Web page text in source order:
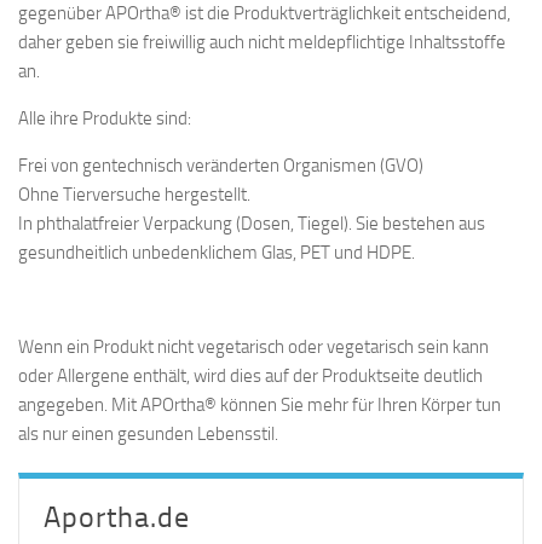
gegenüber APOrtha® ist die Produktverträglichkeit entscheidend,
daher geben sie freiwillig auch nicht meldepflichtige Inhaltsstoffe
an.
Alle ihre Produkte sind:
Frei von gentechnisch veränderten Organismen (GVO)
Ohne Tierversuche hergestellt.
In phthalatfreier Verpackung (Dosen, Tiegel). Sie bestehen aus
gesundheitlich unbedenklichem Glas, PET und HDPE.
Wenn ein Produkt nicht vegetarisch oder vegetarisch sein kann
oder Allergene enthält, wird dies auf der Produktseite deutlich
angegeben. Mit APOrtha® können Sie mehr für Ihren Körper tun
als nur einen gesunden Lebensstil.
Aportha.de